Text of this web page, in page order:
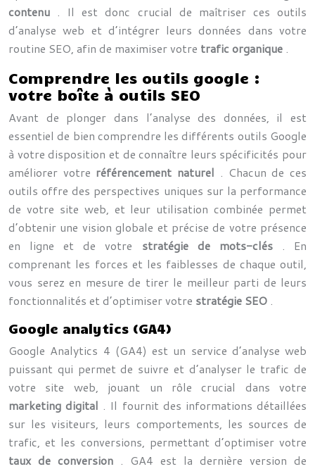
contenu . Il est donc crucial de maîtriser ces outils
d’analyse web et d’intégrer leurs données dans votre
routine SEO, afin de maximiser votre trafic organique .
Comprendre les outils google :
votre boîte à outils SEO
Avant de plonger dans l’analyse des données, il est
essentiel de bien comprendre les différents outils Google
à votre disposition et de connaître leurs spécificités pour
améliorer votre référencement naturel . Chacun de ces
outils offre des perspectives uniques sur la performance
de votre site web, et leur utilisation combinée permet
d’obtenir une vision globale et précise de votre présence
en ligne et de votre stratégie de mots-clés . En
comprenant les forces et les faiblesses de chaque outil,
vous serez en mesure de tirer le meilleur parti de leurs
fonctionnalités et d’optimiser votre stratégie SEO .
Google analytics (GA4)
Google Analytics 4 (GA4) est un service d’analyse web
puissant qui permet de suivre et d’analyser le trafic de
votre site web, jouant un rôle crucial dans votre
marketing digital . Il fournit des informations détaillées
sur les visiteurs, leurs comportements, les sources de
trafic, et les conversions, permettant d’optimiser votre
taux de conversion . GA4 est la dernière version de